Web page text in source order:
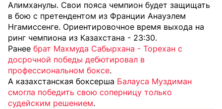
Алимханулы. Свои пояса чемпион будет защищать
в бою с претендентом из Франции Анауэлем
Нгамиссенге. Ориентировочное время выхода на
ринг чемпиона из Казахстана - 23:30.
Ранее брат Махмуда Сабырхана - Торехан с
досрочной победы дебютировал в
профессиональном боксе.
А казахстанская боксерша Балауса Муздиман
смогла победить свою соперницу только
судейским решением.